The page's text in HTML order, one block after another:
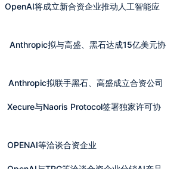
OpenAI将成立新合资企业推动人工智能应
Anthropic拟与高盛、黑石达成15亿美元协
Anthropic拟联手黑石、高盛成立合资公司
Xecure与Naoris Protocol签署独家许可协
OPENAI等洽谈合资企业